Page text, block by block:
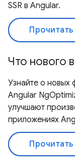
SSR в Angular.
Что нового
Узнайте о новых
Angular
улучшают
приложениях